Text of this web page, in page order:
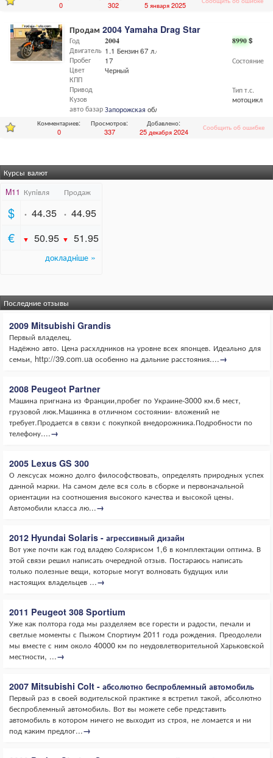
0
302
5 января 2025
Продам 2004 Yamaha Drag Star
8990$
Состояние
Тип т.с.
мотоцикл
Год
Двигатель
Пробег
Цвет
КПП
Привод
Кузов
авто базар
2004
1.1 Бензин 67 л.с
17
Черный
Запорожская обл.,
Комментариев:
0
Просмотров:
337
Добавлено:
25 декабря 2024
Сообщить об ошибке
Курсы валют
Последние отзывы
2009 Mitsubishi Grandis
Первый владелец.
Надёжно авто. Цена расхлдников на уровне всех японцев. Идеально для
семьи, http://39.com.ua особенно на дальние расстояния....→
2008 Peugeot Partner
Машина пригнана из Франции,пробег по Украине-3000 км.6 мест,
грузовой люк.Машинка в отличном состоянии- вложений не
требует.Продается в связи с покупкой внедорожника.Подробности по
телефону....→
2005 Lexus GS 300
О лексусах можно долго философствовать, определять природных успех
данной марки. На самом деле вся соль в сборке и первоначальной
ориентации на соотношения высокого качества и высокой цены.
Автомобили класса лю...→
2012 Hyundai Solaris - агрессивный дизайн
Вот уже почти как год владею Солярисом 1,6 в комплектации оптима. В
этой связи решил написать очередной отзыв. Постараюсь написать
только полезные вещи, которые могут волновать будущих или
настоящих владельцев ...→
2011 Peugeot 308 Sportium
Уже как полтора года мы разделяем все горести и радости, печали и
светлые моменты с Пыжом Спортиум 2011 года рождения. Преодолели
мы вместе с ним около 40000 км по неудовлетворительной Харьковской
местности, ...→
2007 Mitsubishi Colt - абсолютно беспроблемный автомобиль
Первый раз в своей водительской практике я встретил такой, абсолютно
беспроблемный автомобиль. Вот вы можете себе представить
автомобиль в котором ничего не выходит из строя, не ломается и ни
под каким предлог...→